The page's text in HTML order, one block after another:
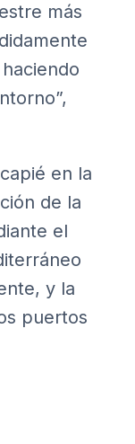
más
en la
de la
el
y la
puertos